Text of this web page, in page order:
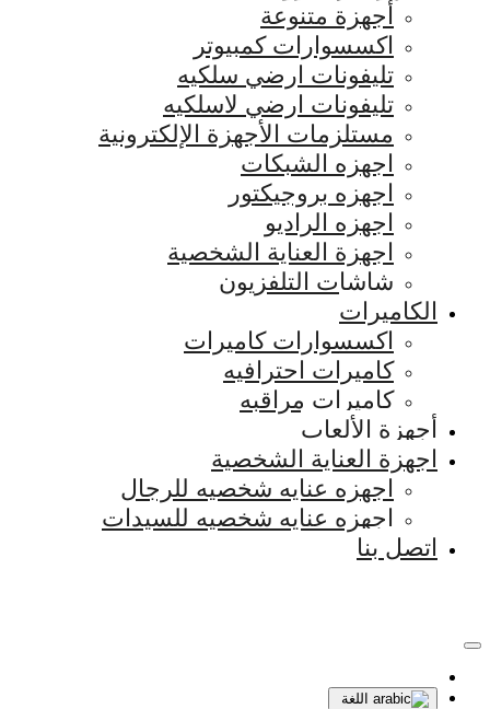
أجهزة متنوعة
اكسسوارات كمبيوتر
تليفونات ارضي سلكيه
تليفونات ارضي لاسلكيه
مستلزمات الأجهزة الإلكترونية
اجهزه الشبكات
اجهزه بروجيكتور
اجهزه الراديو
اجهزة العناية الشخصية
شاشات التلفزيون
الكاميرات
اكسسوارات كاميرات
كاميرات احترافيه
كاميرات مراقبه
أجهزة الألعاب
اجهزة العناية الشخصية
اجهزه عنايه شخصيه للرجال
اجهزه عنايه شخصيه للسيدات
اتصل بنا
اللغة